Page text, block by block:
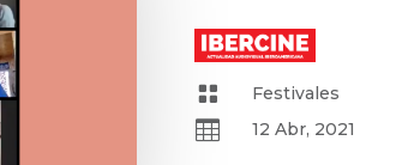
 Festivales
 12 Abr, 2021